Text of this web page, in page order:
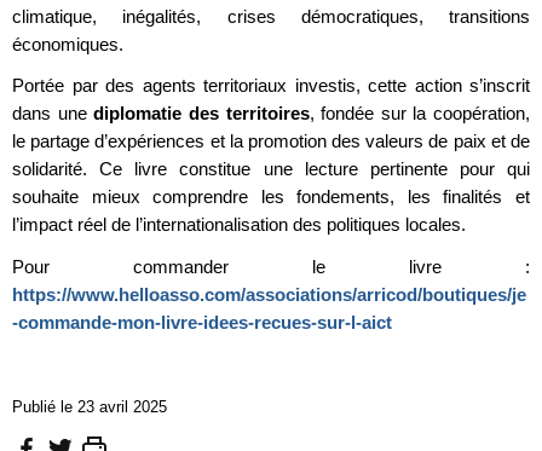
climatique, inégalités, crises démocratiques, transitions
économiques.
Portée par des agents territoriaux investis, cette action s’inscrit
dans unediplomatie des territoires, fondée sur la coopération,
le partage d’expériences et la promotion des valeurs de paix et de
solidarité. Ce livre constitue une lecture pertinente pour qui
souhaite mieux comprendre les fondements, les finalités et
l’impact réel de l’internationalisation des politiques locales.
Pour commander le livre :
https://www.helloasso.com/associations/arricod/boutiques/je
-commande-mon-livre-idees-recues-sur-l-aict
Publié le 23 avril 2025